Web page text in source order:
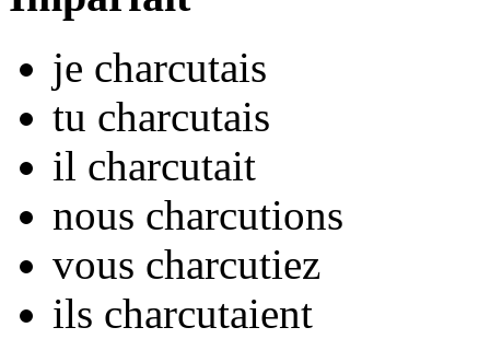
je charcutais
tu charcutais
il charcutait
nous charcutions
vous charcutiez
ils charcutaient